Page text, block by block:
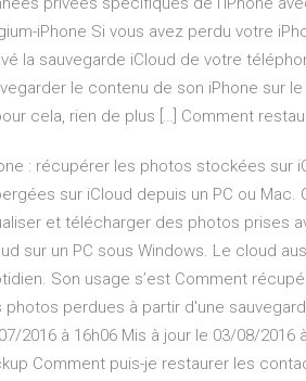
iPhone Si vous avez perdu votre
la sauvegarde iCloud de votre
le contenu de son iPhone sur
cela, rien de plus […] Comment
: récupérer les photos stockées sur
sur iCloud depuis un PC ou
et télécharger des photos prises
sur un PC sous Windows. Le cloud
Son usage s’est Comment
photos perdues à partir d'une
2016 à 16h06 Mis à jour le 03/08/
Comment puis-je restaurer les